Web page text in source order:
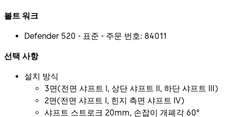
볼트 워크
Defender 520 - 표준 - 주문 번호: 84011
선택 사항
설치 방식
3면(전면 샤프트 I, 상단 샤프트 II, 하단 샤프트 III)
2면(전면 샤프트 I, 힌지 측면 샤프트 IV)
샤프트 스트로크 20mm, 손잡이 개폐각 60°